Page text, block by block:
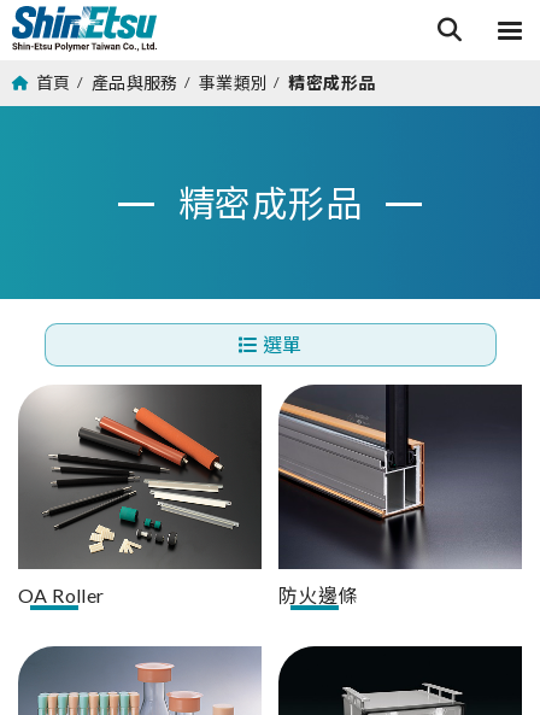
首頁 / 產品與服務 / 事業類別 / 精密成形品
精密成形品
選單
OA Roller 防火邊條